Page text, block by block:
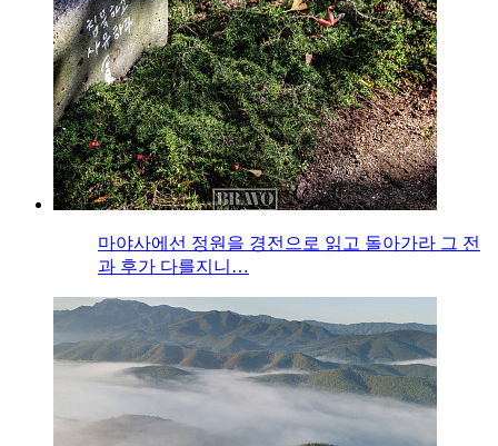
마야사에선 정원을 경전으로 읽고 돌아가라 그 전
과 후가 다를지니…